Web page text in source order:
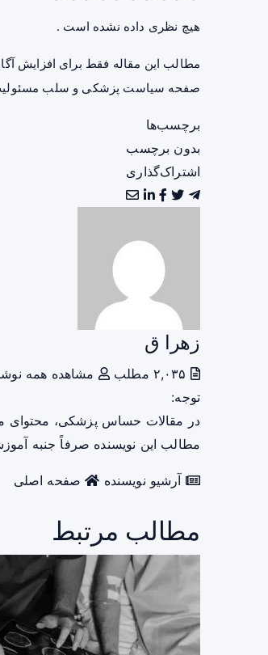
هیچ نظری داده نشده است .
مطالب این مقاله فقط برای افزایش
صفحه سیاست پزشکی و سلب
برچسب‌ها
بدون برچسب
اشتراک‌گذاری
زهرا ق
مشاهده همه
توجه:
در مقالات حساس پزشکی، محتوای
مطالب این نویسنده صرفاً جنبه
آرشیو نویسنده صفحه اصلی
مطالب مرتبط